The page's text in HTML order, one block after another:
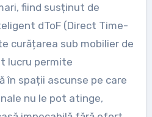
fiind susținut de
dToF (Direct Time-
curățarea sub mobilier de
lucru permite
în spații ascunse pe care
nu le pot atinge,